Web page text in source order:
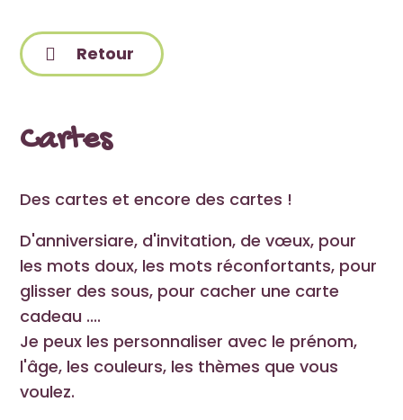
Retour
Cartes
Des cartes et encore des cartes !
D'anniversiare, d'invitation, de vœux, pour
les mots doux, les mots réconfortants, pour
glisser des sous, pour cacher une carte
cadeau ....
Je peux les personnaliser avec le prénom,
l'âge, les couleurs, les thèmes que vous
voulez.